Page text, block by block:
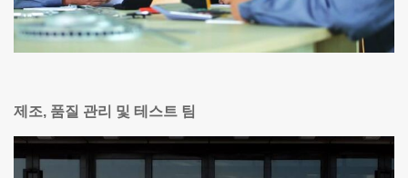
제조, 품질 관리 및 테스트 팀